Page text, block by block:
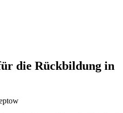
die Rückbildung in